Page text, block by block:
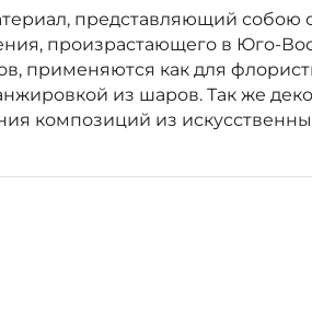
представляющий
произрастающего в Юго-
применяются как для
из шаров. Так же
композиций из